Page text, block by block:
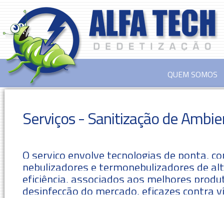
QUEM SOMOS
Serviços - Sanitização de
O serviço envolve tecnologias de ponta,
nebulizadores e termonebulizadores de
eficiência, associados aos melhores
desinfecção do mercado, eficazes contra